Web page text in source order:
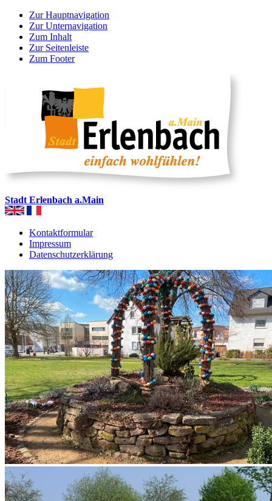
Zur Hauptnavigation
Zur Unternavigation
Zum Inhalt
Zur Seitenleiste
Zum Footer
Stadt Erlenbach a.Main
Kontaktformular
Impressum
Datenschutzerklärung